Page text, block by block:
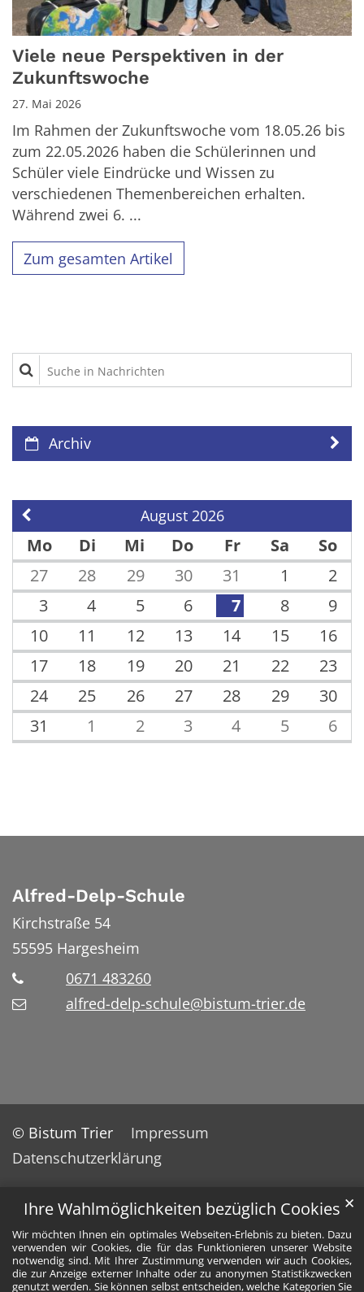
Ihre Wahlmöglichkeiten bezüglich Cookies
Wir möchten Ihnen ein optimales Webseiten-Erlebnis zu bieten. Dazu
verwenden wir Cookies, die für das Funktionieren unserer Website
notwendig sind. Mit Ihrer Zustimmung verwenden wir auch Cookies,
die zur Anzeige externer Inhalte oder zu anonymen Statistikzwecken
genutzt werden. Sie können selbst entscheiden, welche Kategorien Sie
✕
Viele neue Perspektiven in der
Zukunftswoche
27. Mai 2026
Im Rahmen der Zukunftswoche vom 18.05.26 bis
zum 22.05.2026 haben die Schülerinnen und
Schüler viele Eindrücke und Wissen zu
verschiedenen Themenbereichen erhalten.
Während zwei 6. ...
Zum gesamten Artikel
Suche in Nachrichten
Archiv
Vorherige Seite August 2026
Mo Di Mi Do Fr Sa
So
27
28 29 30 31 1
2
3
4 5 6 7 8
9
10
11 12 13 14 15
16
17
18 19 20 21 22
23
24
25 26 27 28 29
30
31
1 2 3 4 5 6
Alfred-Delp-Schule
Kirchstraße 54
55595 Hargesheim
0671 483260
alfred-delp-schule@bistum-trier.de
© Bistum Trier
Impressum
Datenschutzerklärung